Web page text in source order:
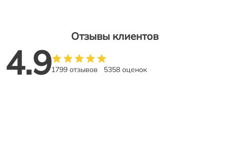
Отзывы клиентов
4.91799 отзывов 5358 оценок